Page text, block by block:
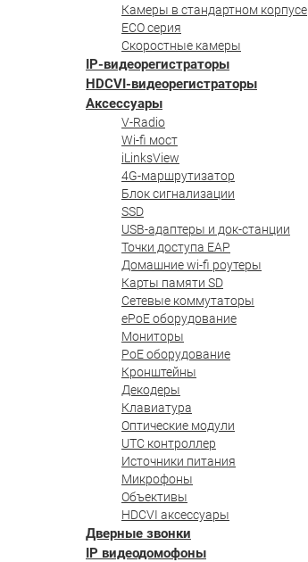
Камеры в стандартном корпусе
ECO серия
Скоростные камеры
IP-видеорегистраторы
HDCVI-видеорегистраторы
Аксессуары
V-Radio
Wi-fi мост
iLinksView
4G-маршрутизатор
Блок сигнализации
SSD
USB-адаптеры и док-станции
Точки доступа EAP
Домашние wi-fi роутеры
Карты памяти SD
Сетевые коммутаторы
ePoE оборудование
Мониторы
PoE оборудование
Кронштейны
Декодеры
Клавиатура
Оптические модули
UTC контроллер
Источники питания
Микрофоны
Объективы
HDCVI аксессуары
Дверные звонки
IP видеодомофоны